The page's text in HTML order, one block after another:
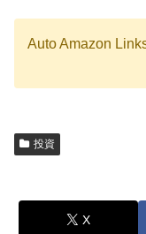
Auto Amazon
投資
X